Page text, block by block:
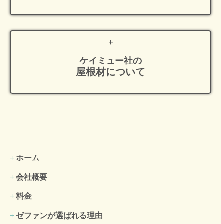
ケイミュー社の
屋根材について
ホーム
会社概要
料金
ゼファンが選ばれる理由